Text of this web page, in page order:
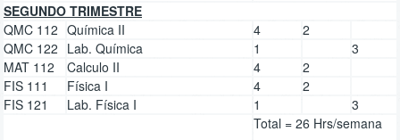
SEGUNDO TRIMESTRE
QMC 112 Química II 4
2
QMC 122 Lab. Química 1
3
MAT 112
Calculo II 4
2
FIS 111
Física I 4
2
FIS 121
Lab. Física I 1
3
Total = 26 Hrs/semana